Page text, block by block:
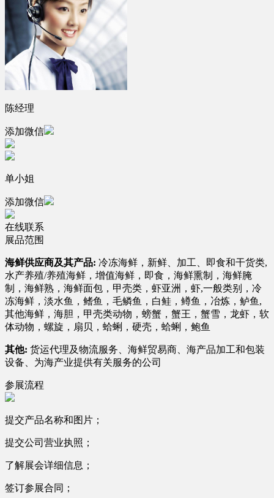
陈经理
添加微信
单小姐
添加微信
在线联系
展品范围
海鲜供应商及其产品: 冷冻海鲜，新鲜、加工、即食和干货类,
水产养殖/养殖海鲜，增值海鲜，即食，海鲜熏制，海鲜腌
制，海鲜熟，海鲜面包，甲壳类，虾亚洲，虾,一般类别，冷
冻海鲜，淡水鱼，鳍鱼，毛鳞鱼，白鲑，鳟鱼，冶炼，鲈鱼,
其他海鲜，海胆，甲壳类动物，螃蟹，蟹王，蟹雪，龙虾，软
体动物，螺旋，扇贝，蛤蜊，硬壳，蛤蜊，鲍鱼
其他: 货运代理及物流服务、海鲜贸易商、海产品加工和包装
设备、为海产业提供有关服务的公司​
参展流程
提交产品名称和图片；
提交公司营业执照；
了解展会详细信息；
签订参展合同；